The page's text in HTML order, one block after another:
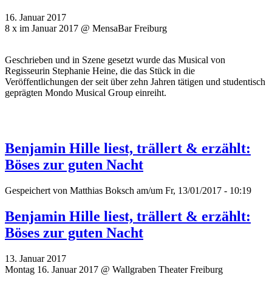
16. Januar 2017
8 x im Januar 2017 @ MensaBar Freiburg
Geschrieben und in Szene gesetzt wurde das Musical von
Regisseurin Stephanie Heine, die das Stück in die
Veröffentlichungen der seit über zehn Jahren tätigen und studentisch
geprägten Mondo Musical Group einreiht.
Benjamin Hille liest, trällert & erzählt:
Böses zur guten Nacht
Gespeichert von Matthias Boksch am/um Fr, 13/01/2017 - 10:19
Benjamin Hille liest, trällert & erzählt:
Böses zur guten Nacht
13. Januar 2017
Montag 16. Januar 2017 @ Wallgraben Theater Freiburg